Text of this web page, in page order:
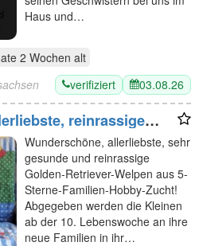
Haus und…
2 Wochen alt
verifiziert 03.08.26
reinrassige
Wunderschöne, allerliebste, sehr
gesunde und reinrassige
Golden-Retriever-Welpen aus 5-
Sterne-Familien-Hobby-Zucht!
Abgegeben werden die Kleinen
ab der 10. Lebenswoche an ihre
neue Familien in ihr…